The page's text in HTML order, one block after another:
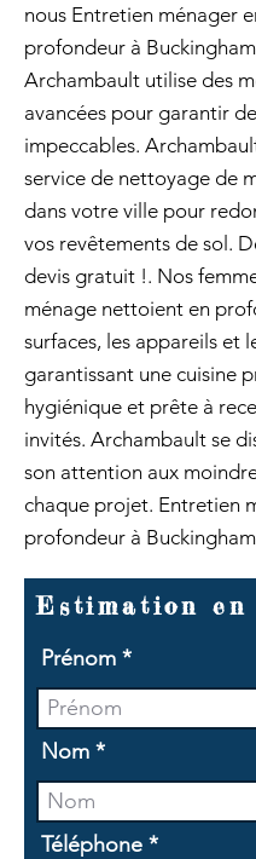
nous Entretien ménager
profondeur à
Archambault utilise des
avancées pour garantir
impeccables.
service de nettoyage de
dans votre ville pour
vos revêtements de sol.
devis gratuit !. Nos
ménage nettoient en
surfaces, les appareils et
garantissant une cuisine
hygiénique et prête à
invités. Archambault se
son attention aux
chaque projet. Entretien
profondeur à Buckingham
Estimation en
Prénom
Nom
Téléphone